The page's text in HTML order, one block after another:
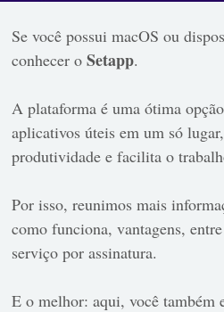
Se você possui macOS ou
conhecer oSetapp.
A plataforma é uma ótima
aplicativos úteis em um só
produtividade e facilita o
Por isso, reunimos mais
como funciona, vantagens,
serviço por assinatura.
E o melhor: aqui, você também